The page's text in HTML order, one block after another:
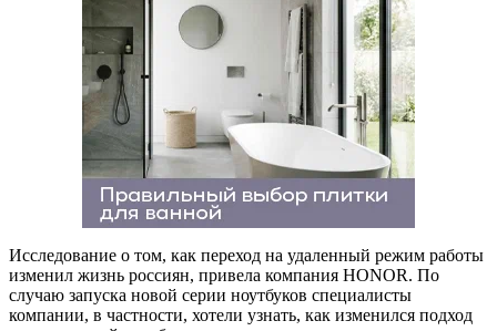
Исследование о том, как переход на удаленный режим работы
изменил жизнь россиян, привела компания HONOR. По
случаю запуска новой серии ноутбуков специалисты
компании, в частности, хотели узнать, как изменился подход